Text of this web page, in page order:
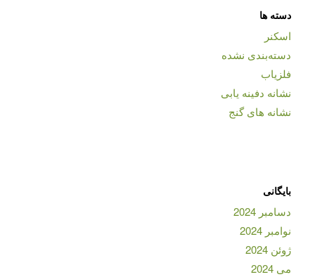
دسته ها
اسکنر
دسته‌بندی نشده
فلزیاب
نشانه دفینه یابی
نشانه های گنج
بایگانی
دسامبر 2024
نوامبر 2024
ژوئن 2024
می 2024